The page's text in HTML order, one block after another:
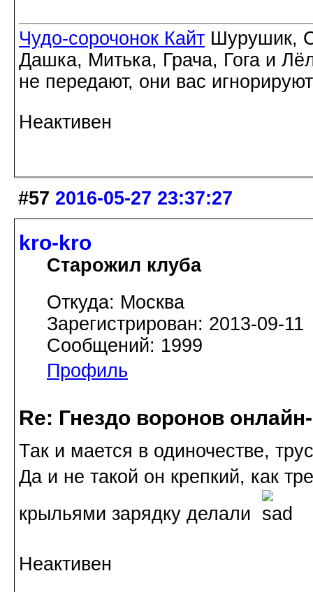
Чудо-сорочонок Кайт Шурушик,
Дашка, Митька, Грача, Гога и
не передают, они вас игнорируют
Неактивен
#57 2016-05-27 23:37:27
kro-kro
Старожил клуба
Откуда: Москва
Зарегистрирован: 2013-09-11
Сообщений: 1999
Профиль
Re: Гнездо воронов
Так и мается в одиночестве,
Да и не такой он крепкий, как
крыльями зарядку делали
Неактивен